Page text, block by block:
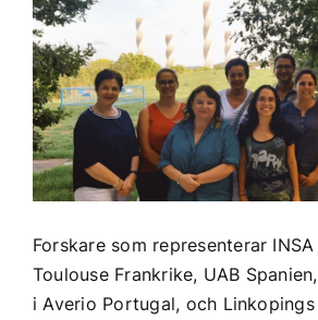
Forskare som representerar INSA
ToulouseFrankrike, UAB Spanien,
i Averio Portugal, och Linkopings